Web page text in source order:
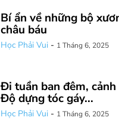
Bí ẩn về những bộ
châu báu
Học Phải Vui - 1 Tháng 6, 2025
Đi tuần ban đêm, cảnh
Độ dựng tóc gáy...
Học Phải Vui - 1 Tháng 6, 2025